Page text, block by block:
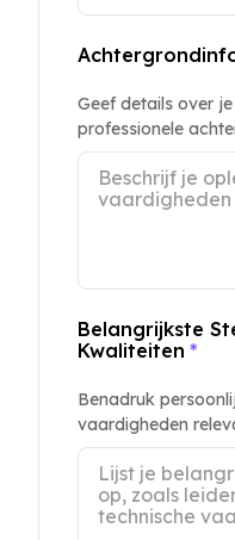
Geef details over
professionele
Belangrijkste
Kwaliteiten *
Benadruk
vaardigheden